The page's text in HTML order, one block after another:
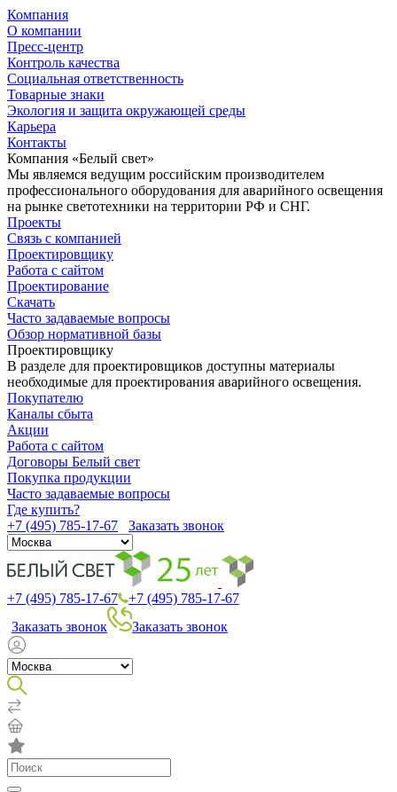
Компания
О компании
Пресс-центр
Контроль качества
Социальная ответственность
Товарные знаки
Экология и защита окружающей среды
Карьера
Контакты
Компания «Белый свет»
Мы являемся ведущим российским производителем
профессионального оборудования для аварийного освещения
на рынке светотехники на территории РФ и СНГ.
Проекты
Связь с компанией
Проектировщику
Работа с сайтом
Проектирование
Скачать
Часто задаваемые вопросы
Обзор нормативной базы
Проектировщику
В разделе для проектировщиков доступны материалы
необходимые для проектирования аварийного освещения.
Покупателю
Каналы сбыта
Акции
Работа с сайтом
Договоры Белый свет
Покупка продукции
Часто задаваемые вопросы
Где купить?
+7 (495) 785-17-67
Заказать звонок
+7 (495) 785-17-67
+7 (495) 785-17-67
Заказать звонок
Заказать звонок